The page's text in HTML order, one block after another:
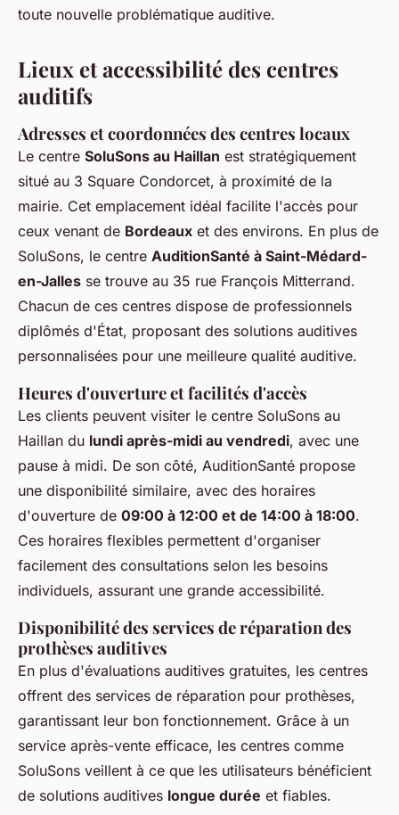
toute nouvelle problématique auditive.
Lieux et accessibilité des centres
auditifs
Adresses et coordonnées des centres locaux
Le centre SoluSons au Haillan est stratégiquement
situé au 3 Square Condorcet, à proximité de la
mairie. Cet emplacement idéal facilite l'accès pour
ceux venant de Bordeaux et des environs. En plus de
SoluSons, le centre AuditionSanté à Saint-Médard-
en-Jalles se trouve au 35 rue François Mitterrand.
Chacun de ces centres dispose de professionnels
diplômés d'État, proposant des solutions auditives
personnalisées pour une meilleure qualité auditive.
Heures d'ouverture et facilités d'accès
Les clients peuvent visiter le centre SoluSons au
Haillan du lundi après-midi au vendredi, avec une
pause à midi. De son côté, AuditionSanté propose
une disponibilité similaire, avec des horaires
d'ouverture de 09:00 à 12:00 et de 14:00 à 18:00.
Ces horaires flexibles permettent d'organiser
facilement des consultations selon les besoins
individuels, assurant une grande accessibilité.
Disponibilité des services de réparation des
prothèses auditives
En plus d'évaluations auditives gratuites, les centres
offrent des services de réparation pour prothèses,
garantissant leur bon fonctionnement. Grâce à un
service après-vente efficace, les centres comme
SoluSons veillent à ce que les utilisateurs bénéficient
de solutions auditives longue durée et fiables.